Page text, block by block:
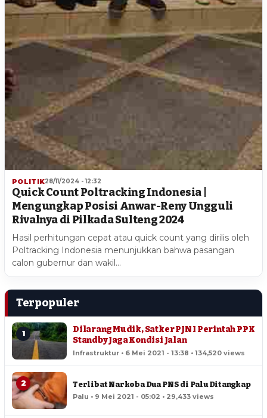
POLITIK28/11/2024 - 12:32
Quick Count Poltracking Indonesia |
Mengungkap Posisi Anwar-Reny Ungguli
Rivalnya di Pilkada Sulteng 2024
Hasil perhitungan cepat atau quick count yang dirilis oleh
Poltracking Indonesia menunjukkan bahwa pasangan
calon gubernur dan wakil…
Terpopuler
1
Dilarang Mudik, Satker PJN I Perintah PPK
Standby Jaga Kondisi Jalan
Infrastruktur • 6 Mei 2021 - 13:38 • 134,520 views
2 Terlibat Narkoba Dua PNS di Palu Ditangkap
Palu • 9 Mei 2021 - 05:02 • 29,433 views